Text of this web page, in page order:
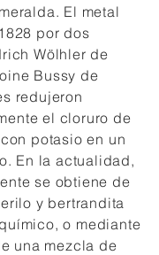
El metal
por dos
Wölhler de
Bussy de
redujeron
el cloruro de
potasio en un
En la actualidad,
se obtiene de
y bertrandita
o mediante
una mezcla de